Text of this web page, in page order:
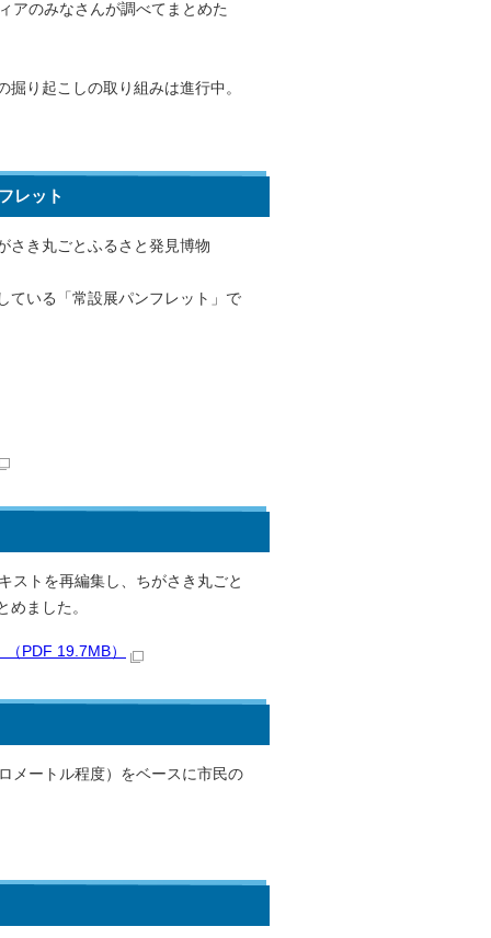
アのみなさんが調べてまとめた
り起こしの取り組みは進行中。
レット
さき丸ごとふるさと発見博物
ている「常設展パンフレット」で
ストを再編集し、ちがさき丸ごと
ました。
PDF 19.7MB）
メートル程度）をベースに市民の